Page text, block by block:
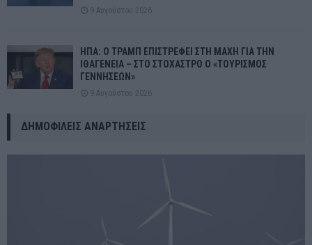
9 Αυγούστου 2026
ΗΠΑ: Ο ΤΡΑΜΠ ΕΠΙΣΤΡΕΦΕΙ ΣΤΗ ΜΑΧΗ ΓΙΑ ΤΗΝ
ΙΘΑΓΕΝΕΙΑ – ΣΤΟ ΣΤΟΧΑΣΤΡΟ Ο «ΤΟΥΡΙΣΜΟΣ
ΓΕΝΝΗΣΕΩΝ»
9 Αυγούστου 2026
ΔΗΜΟΦΙΛΕΊΣ ΑΝΑΡΤΉΣΕΙΣ